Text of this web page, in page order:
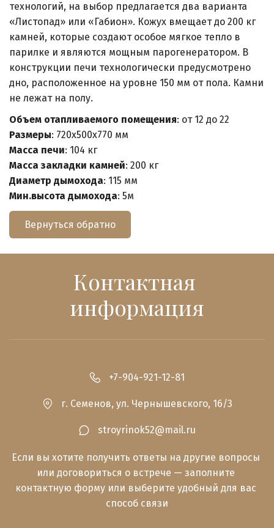
технологий, на выбор предлагается два варианта
«Листопад» или «Габион». Кожух вмещает до 200 кг
камней, которые создают особое мягкое тепло в
парилке и являются мощным парогенератором. В
конструкции печи технологически предусмотрено
дно, расположенное на уровне 150 мм от пола. Камни
не лежат на полу.
Объем отапливаемого помещения: от 12 до 22
Размеры: 720х500х770 мм
Масса печи: 104 кг
Масса закладки камней: 200 кг
Диаметр дымохода: 115 мм
Мин.высота дымохода: 5м
Вернуться обратно
Контактная
информация
г. Семенов, ул. Чернышевского, 16/3
+7-904-921-12-81
stroyrinok52@mail.ru
Если вы хотите получить ответы на другие вопросы
или договориться о встрече — заполните
контактную форму или выберите удобный для вас
способ связи